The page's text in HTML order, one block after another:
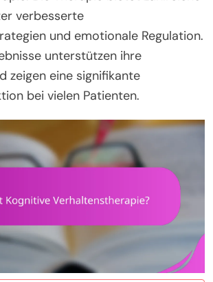
verbesserte
und emotionale Regulation.
unterstützen ihre
zeigen eine signifikante
bei vielen Patienten.